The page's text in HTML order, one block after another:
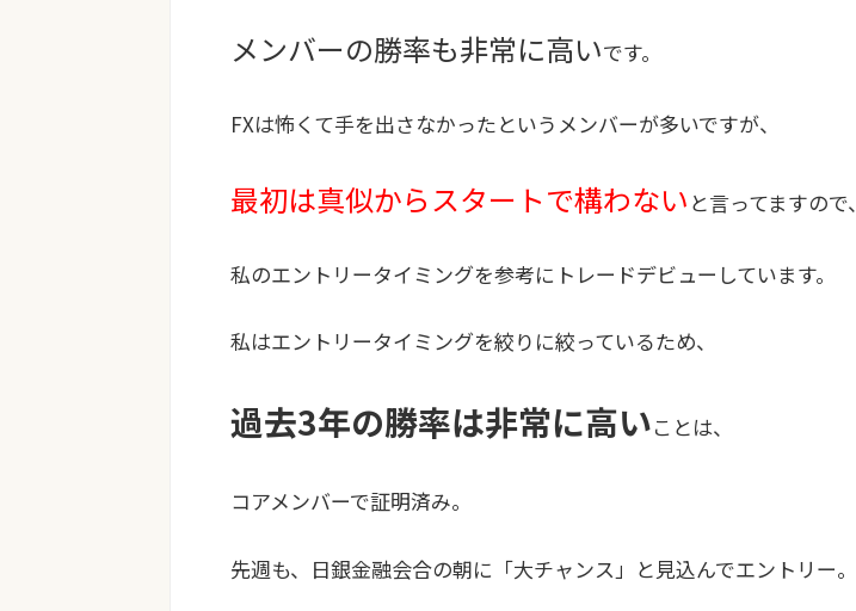
メンバーの勝率も非常に高いです。
FXは怖くて手を出さなかったというメンバーが多いですが、
最初は真似からスタートで構わない と言ってますので、
私のエントリータイミングを参考にトレードデビューしています。
私はエントリータイミングを絞りに絞っているため、
過去3年の勝率は非常に高いことは、
コアメンバーで証明済み。
先週も、日銀金融会合の朝に「大チャンス」と見込んでエントリー。